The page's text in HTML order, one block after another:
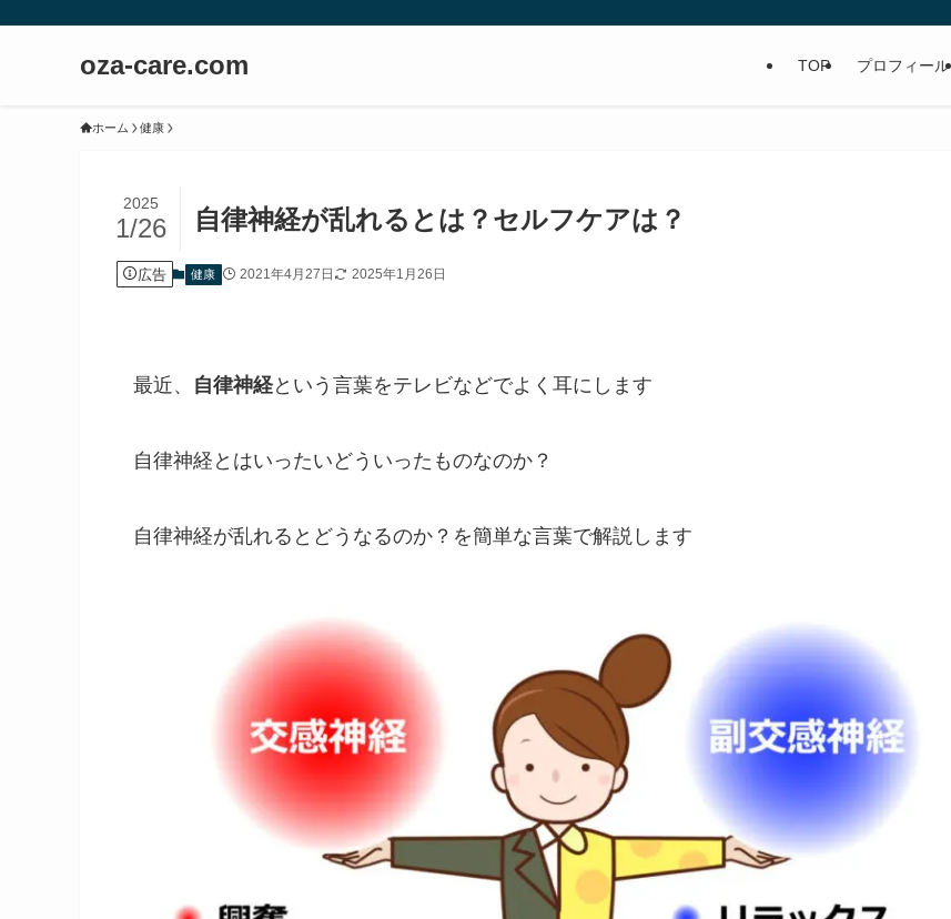
oza-care.com TOP プロフィール
ホーム 健康
自律神経が乱れるとは？セルフケアは？
2025
1/26
広告 健康 2021年4月27日 2025年1月26日
最近、 自律神経という言葉をテレビなどでよく耳にします
自律神経とはいったいどういったものなのか？
自律神経が乱れるとどうなるのか？を簡単な言葉で解説します